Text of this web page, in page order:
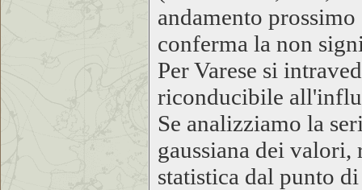
andamento
conferma la non
Per Varese si
riconducibile
Se analizziamo la
gaussiana dei
statistica dal punto